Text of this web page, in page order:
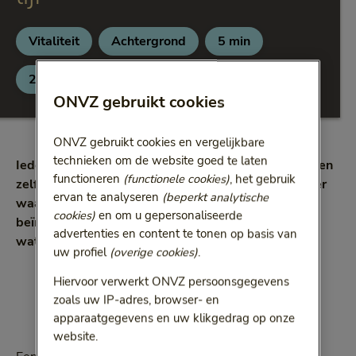
Categorie:
Vitaliteit Categorie:
Achtergrond Leestijd:
5 min5 minuten
27 juni 2017
Iedereen heeft weleens last van hoofdpijn. Sommigen
zelfs chronisch, wat het dagelijks leven en de manier
waarop je op het werk functioneert erg kan
beïnvloeden. Wat is spanningshoofdpijn precies en
wat kun je er tegen doen?
ONVZ gebruikt cookies
ONVZ gebruikt cookies en vergelijkbare
technieken om de website goed te laten
functioneren (functionele cookies), het gebruik
ervan te analyseren (beperkt analytische
cookies)en om u gepersonaliseerde
advertenties en content te tonen op basis van
uw profiel (overige cookies).
Hiervoor verwerkt ONVZ persoonsgegevens
zoals uw IP-adres, browser- en
apparaatgegevens en uw klikgedrag op onze
website.